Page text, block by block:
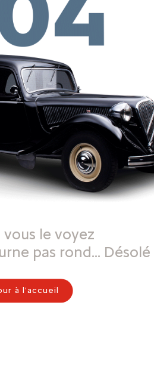
le voyez
pas rond… Désolé
à l'accueil